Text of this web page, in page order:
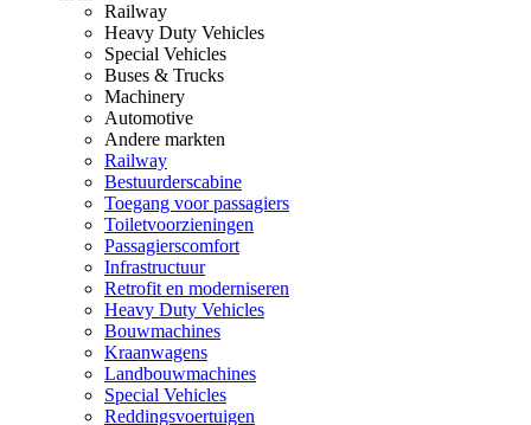
Railway
Heavy Duty Vehicles
Special Vehicles
Buses & Trucks
Machinery
Automotive
Andere markten
Railway
Bestuurderscabine
Toegang voor passagiers
Toiletvoorzieningen
Passagierscomfort
Infrastructuur
Retrofit en moderniseren
Heavy Duty Vehicles
Bouwmachines
Kraanwagens
Landbouwmachines
Special Vehicles
Reddingsvoertuigen